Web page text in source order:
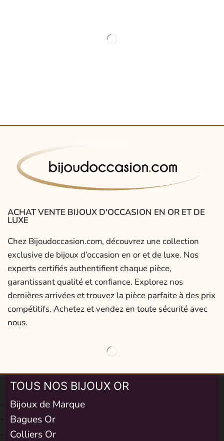
ACHAT VENTE BIJOUX D'OCCASION EN OR ET DE
LUXE
Chez Bijoudoccasion.com, découvrez une collection
exclusive de bijoux d’occasion en or et de luxe. Nos
experts certifiés authentifient chaque pièce,
garantissant qualité et confiance. Explorez nos
dernières arrivées et trouvez la pièce parfaite à des prix
compétitifs. Achetez et vendez en toute sécurité avec
nous.
TOUS NOS BIJOUX OR
Bijoux de Marque
Bagues Or
Colliers Or